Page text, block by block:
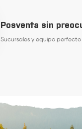
Posventa sin
Sucursales y equipo